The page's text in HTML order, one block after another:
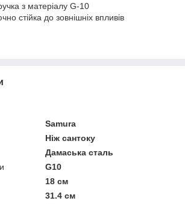
з матеріалу G-10
стійка до зовнішніх впливів
Samura
Ніж сантоку
Дамаська сталь
G10
18 см
31.4 см